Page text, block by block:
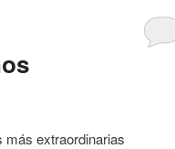
más extraordinarias